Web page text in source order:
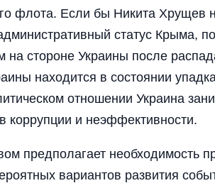
флота. Если бы Никита Хрущев
статус Крыма,
на стороне Украины после
находится в состоянии
отношении Украина
коррупции и неэффективности.
предполагает необходимость
вариантов развития